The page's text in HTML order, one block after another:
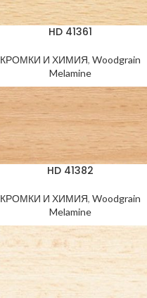
HD 41361
КРОМКИ И ХИМИЯ, Woodgrain
Melamine
HD 41382
КРОМКИ И ХИМИЯ, Woodgrain
Melamine